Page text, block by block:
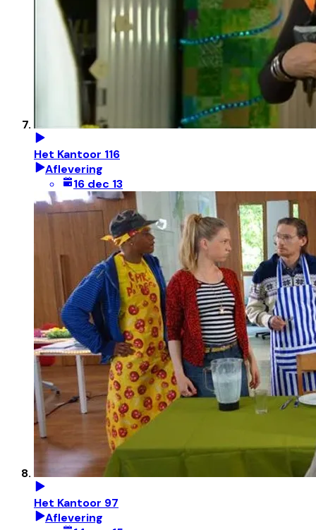
Het Kantoor 116
Aflevering
16 dec 13
Het Kantoor 97
Aflevering